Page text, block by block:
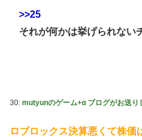
>>25
それが何かは挙げられない
30: mutyunのゲーム+α ブログがお送り
ロブロックス決算悪くて株価